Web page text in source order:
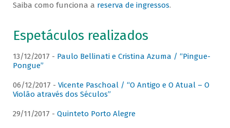
Saiba como funciona a reserva de ingressos.
Espetáculos realizados
13/12/2017 - Paulo Bellinati e Cristina Azuma / “Pingue-
Pongue”
06/12/2017 - Vicente Paschoal / “O Antigo e O Atual – O
Violão através dos Séculos”
29/11/2017 - Quinteto Porto Alegre